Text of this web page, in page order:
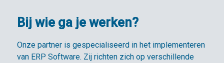
Bij wie ga je werken?
Onze partner is gespecialiseerd in het implementeren
van ERP Software. Zij richten zich op verschillende